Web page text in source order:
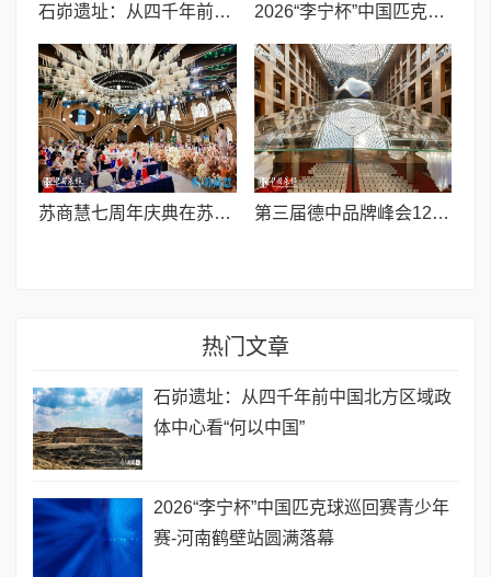
石峁遗址：从四千年前中国北方区域政体中心看“何以中国” 2026“李宁杯”中国匹克球巡回赛青少年赛-河南鹤壁站圆满落幕
苏商慧七周年庆典在苏州隆重举行 七大联创共启发展新篇章 第三届德中品牌峰会12月将在柏林举办，聚焦人工智能时代品牌全球化发展
热门文章
石峁遗址：从四千年前中国北方区域政
体中心看“何以中国”
2026“李宁杯”中国匹克球巡回赛青少年
赛-河南鹤壁站圆满落幕